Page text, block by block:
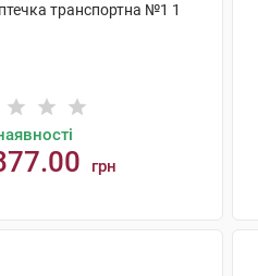
транспортна №1 1
грн